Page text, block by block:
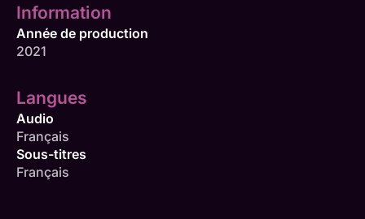
Information
Année de production
2021
Langues
Audio
Français
Sous-titres
Français